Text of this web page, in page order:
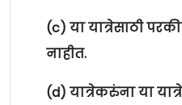
(c) या यात्रेसाठी
नाहीत.
(d) यात्रेकरुंना या